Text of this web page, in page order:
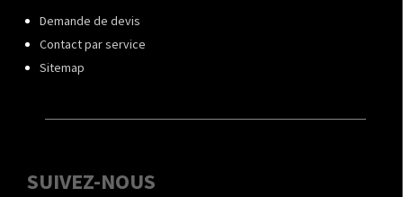
Demande de devis
Contact par service
Sitemap
SUIVEZ-NOUS